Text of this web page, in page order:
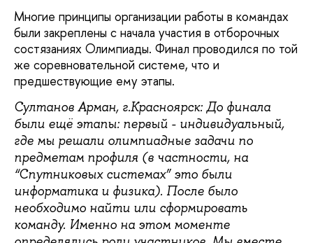
Многие принципы организации работы в командах
были закреплены с начала участия в отборочных
состязаниях Олимпиады. Финал проводился по той
же соревновательной системе, что и
предшествующие ему этапы.
Султанов Арман, г.Красноярск: До финала
были ещё этапы: первый - индивидуальный,
где мы решали олимпиадные задачи по
предметам профиля (в частности, на
“Спутниковых системах” это были
информатика и физика). После было
необходимо найти или сформировать
команду. Именно на этом моменте